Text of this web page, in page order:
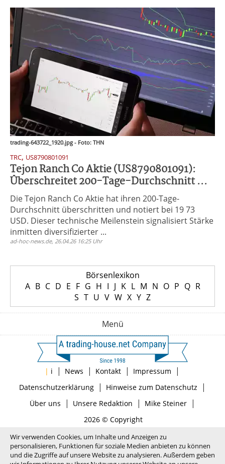
trading-643722_1920.jpg - Foto: THN
TRC, US8790801091
Tejon Ranch Co Aktie (US8790801091):
Überschreitet 200-Tage-Durchschnitt ...
Die Tejon Ranch Co Aktie hat ihren 200-Tage-
Durchschnitt überschritten und notiert bei 19 73
USD. Dieser technische Meilenstein signalisiert Stärke
inmitten diversifizierter ...
ad-hoc-news.de, 26.04.26 16:25 Uhr
Börsenlexikon
A B C D E F G H I J K L M N O P Q R
S T U V W X Y Z
Menü
| i | News | Kontakt | Impressum |
Datenschutzerklärung| Hinweise zum Datenschutz |
Über uns | Unsere Redaktion | Mike Steiner|
2026 © Copyright
Wir verwenden Cookies, um Inhalte und Anzeigen zu
personalisieren, Funktionen für soziale Medien anbieten zu können
und die Zugriffe auf unsere Website zu analysieren. Außerdem geben